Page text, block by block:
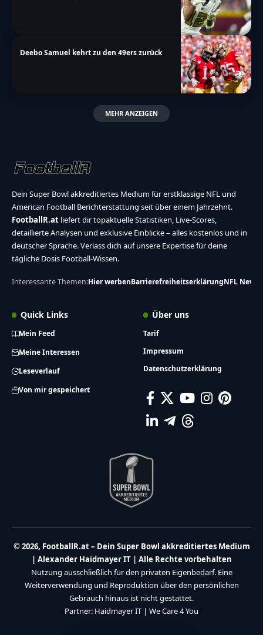
Deebo Samuel kehrt zu den 49ers zurück
MEHR ANZEIGEN
Dein Super Bowl akkreditiertes Medium für erstklassige NFL und
American Football Berichterstattung seit über einem Jahrzehnt.
FootballR.at liefert dir topaktuelle Statistiken, Live-Scores,
detaillierte Analysen und exklusive Einblicke – alles kostenlos und in
deutscher Sprache. Verlass dich auf unsere Expertise für deine
tägliche Dosis Football-Wissen.
Interessante Themen:Hier werbenBarrierefreiheitserklärungNFL News
Quick Links
Mein Feed
Meine Interessen
Leseverlauf
Von mir gespeichert
Über uns
Tarif
Impressum
Datenschutzerklärung
© 2026, FootballR.at – Dein Super Bowl akkreditiertes Medium
| Alexander Haidmayer IT | Alle Rechte vorbehalten
Nutzung ausschließlich für den privaten Eigenbedarf. Eine
Weiterverwendung und Reproduktion über den persönlichen
Gebrauch hinaus ist nicht gestattet.
Partner: Haidmayer IT | We Care 4 You